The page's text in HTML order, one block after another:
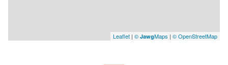
Leaflet | © JawgMaps | © OpenStreetMap